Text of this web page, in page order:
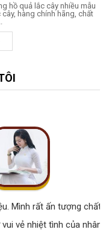
hồ quả lắc cây nhiều mẫu
hàng chính hãng, chất
Mình rất ấn tượng chất
vẻ nhiệt tình của nhân